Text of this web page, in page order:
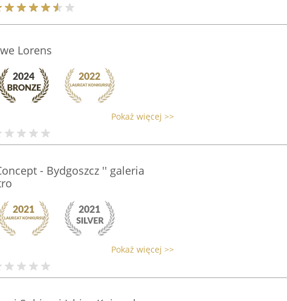
Lorens
Pokaż więcej >>
- Bydgoszcz '' galeria
Pokaż więcej >>